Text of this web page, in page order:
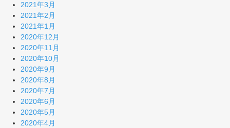
2021年3月
2021年2月
2021年1月
2020年12月
2020年11月
2020年10月
2020年9月
2020年8月
2020年7月
2020年6月
2020年5月
2020年4月